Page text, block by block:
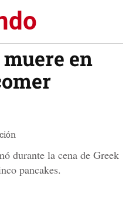
en
durante la cena de Greek
pancakes.